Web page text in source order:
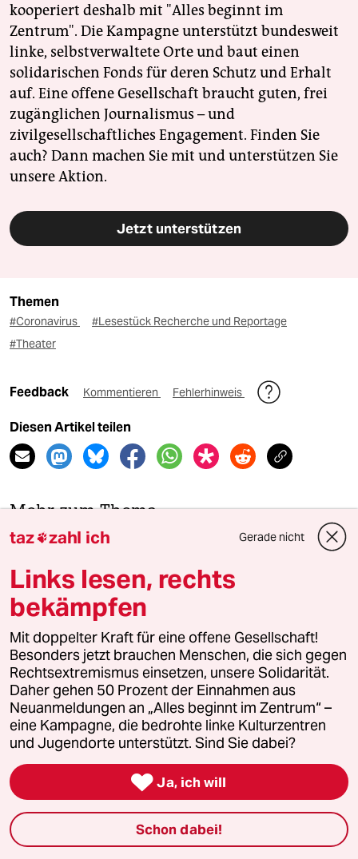
kooperiert deshalb mit "Alles beginnt im
Zentrum". Die Kampagne unterstützt bundesweit
linke, selbstverwaltete Orte und baut einen
solidarischen Fonds für deren Schutz und Erhalt
auf. Eine offene Gesellschaft braucht guten, frei
zugänglichen Journalismus – und
zivilgesellschaftliches Engagement. Finden Sie
auch? Dann machen Sie mit und unterstützen Sie
unsere Aktion.
Jetzt unterstützen
Themen
#Coronavirus
#Lesestück Recherche und Reportage
#Theater
Feedback Kommentieren Fehlerhinweis
Diesen Artikel teilen
Mehr zum Thema
Tanzen oder nicht tanzen
Albernes Verbot
Kolumne Zu verschenken von Katrin Seddig
Tanzverbot Ernst gemacht und Clubs geschlossen.
Danach gingen die Diskussionen los.
taz zahl ich Gerade nicht
Links lesen, rechts
bekämpfen
Mit doppelter Kraft für eine offene Gesellschaft!
Besonders jetzt brauchen Menschen, die sich gegen
Rechtsextremismus einsetzen, unsere Solidarität.
Daher gehen 50 Prozent der Einnahmen aus
Neuanmeldungen an „Alles beginnt im Zentrum“ –
eine Kampagne, die bedrohte linke Kulturzentren
und Jugendorte unterstützt. Sind Sie dabei?
 Ja, ich will
Schon dabei!